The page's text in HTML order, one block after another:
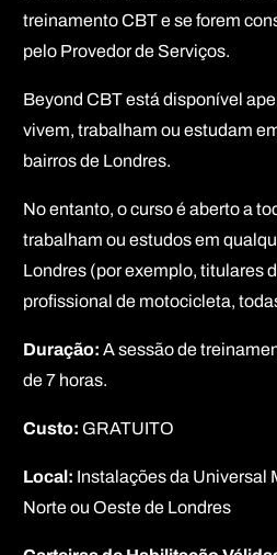
treinamento CBT e se forem
pelo Provedor de Serviços.
Beyond CBT está disponível
vivem, trabalham ou estudam
bairros de Londres.
No entanto, o curso é aberto a
trabalham ou estudos em
Londres (por exemplo, titulares
profissional de motocicleta,
Duração: A sessão de
de 7 horas.
Custo: GRATUITO
Local: Instalações da Universal
Norte ou Oeste de Londres